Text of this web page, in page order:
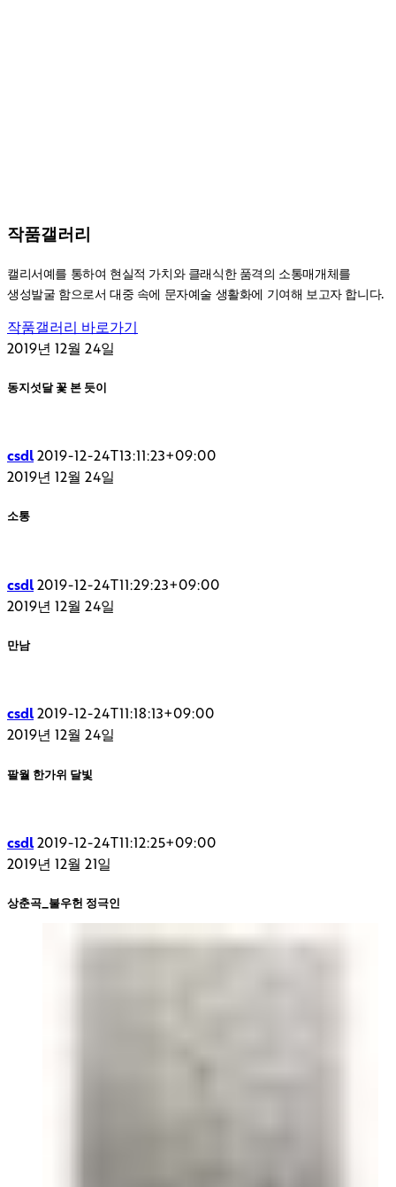
작품갤러리
캘리서예를 통하여 현실적 가치와 클래식한 품격의 소통매개체를
생성발굴 함으로서 대중 속에 문자예술 생활화에 기여해 보고자 합니다.
작품갤러리 바로가기
2019년 12월 24일
동지섯달 꽃 본 듯이
csdl2019-12-24T13:11:23+09:00
2019년 12월 24일
소통
csdl2019-12-24T11:29:23+09:00
2019년 12월 24일
만남
csdl2019-12-24T11:18:13+09:00
2019년 12월 24일
팔월 한가위 달빛
csdl2019-12-24T11:12:25+09:00
2019년 12월 21일
상춘곡_불우헌 정극인